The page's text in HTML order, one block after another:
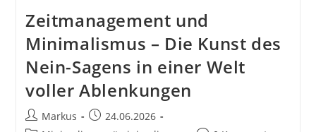
Zeitmanagement und
Minimalismus – Die Kunst des
Nein-Sagens in einer Welt
voller Ablenkungen
Beitrags-
Markus
Beitrag24.06.2026